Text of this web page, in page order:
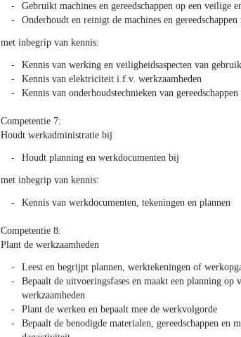
Gebruikt machines en gereedschappen op een veilige
Onderhoudt en reinigt de machines en
met inbegrip van kennis:
Kennis van werking en veiligheidsaspecten van
Kennis van elektriciteit i.f.v. werkzaamheden
Kennis van onderhoudstechnieken van
Competentie 7:
Houdt werkadministratie bij
Houdt planning en werkdocumenten bij
met inbegrip van kennis:
Kennis van werkdocumenten, tekeningen en plannen
Competentie 8:
Plant de werkzaamheden
Leest en begrijpt plannen, werktekeningen of
Bepaalt de uitvoeringsfases en maakt een planning op
werkzaamheden
Plant de werken en bepaalt mee de werkvolgorde
Bepaalt de benodigde materialen, gereedschappen en